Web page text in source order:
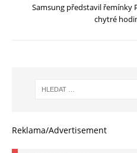
Samsung představil řemínky
chytré
Reklama/Advertisement